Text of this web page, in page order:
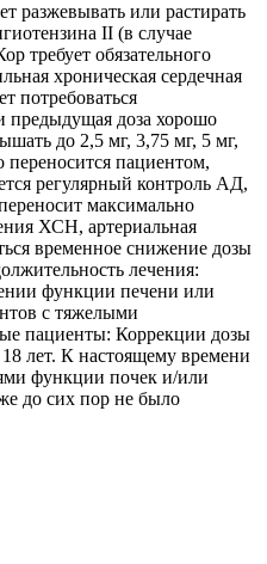
разжевывать или растирать
II (в случае
требует обязательного
хроническая сердечная
потребоваться
предыдущая доза хорошо
до 2,5 мг, 3,75 мг, 5 мг,
переносится пациентом,
регулярный контроль АД,
максимально
ХСН, артериальная
временное снижение дозы
лечения:
функции печени или
с тяжелыми
пациенты: Коррекции дозы
лет. К настоящему времени
функции почек и/или
до сих пор не было